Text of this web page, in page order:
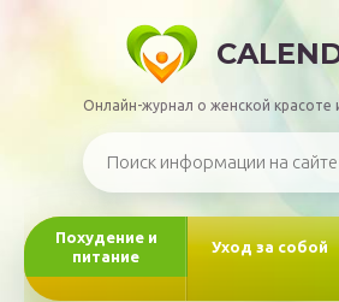
Онлайн-журнал о женской красоте
Похудение и
питание
Уход за собой